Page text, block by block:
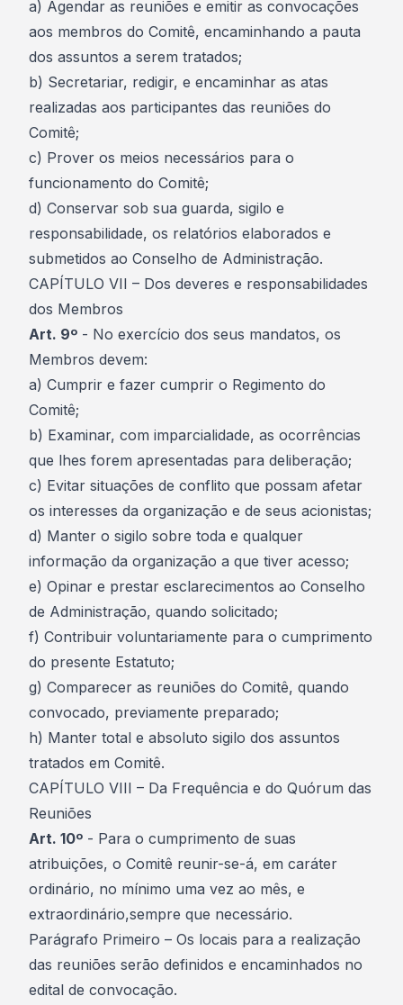
a) Agendar as reuniões e emitir as convocações
aos membros do Comitê, encaminhando a pauta
dos assuntos a serem tratados;
b) Secretariar, redigir, e encaminhar as atas
realizadas aos participantes das reuniões do
Comitê;
c) Prover os meios necessários para o
funcionamento do Comitê;
d) Conservar sob sua guarda, sigilo e
responsabilidade, os relatórios elaborados e
submetidos ao Conselho de Administração.
CAPÍTULO VII – Dos deveres e responsabilidades
dos Membros
Art. 9º - No exercício dos seus mandatos, os
Membros devem:
a) Cumprir e fazer cumprir o Regimento do
Comitê;
b) Examinar, com imparcialidade, as ocorrências
que lhes forem apresentadas para deliberação;
c) Evitar situações de conflito que possam afetar
os interesses da organização e de seus acionistas;
d) Manter o sigilo sobre toda e qualquer
informação da organização a que tiver acesso;
e) Opinar e prestar esclarecimentos ao Conselho
de Administração, quando solicitado;
f) Contribuir voluntariamente para o cumprimento
do presente Estatuto;
g) Comparecer as reuniões do Comitê, quando
convocado, previamente preparado;
h) Manter total e absoluto sigilo dos assuntos
tratados em Comitê.
CAPÍTULO VIII – Da Frequência e do Quórum das
Reuniões
Art. 10º - Para o cumprimento de suas
atribuições, o Comitê reunir-se-á, em caráter
ordinário, no mínimo uma vez ao mês, e
extraordinário,sempre que necessário.
Parágrafo Primeiro – Os locais para a realização
das reuniões serão definidos e encaminhados no
edital de convocação.